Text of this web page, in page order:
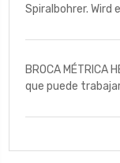
Spiralbohrer.
BROCA MÉTRICA
que puede